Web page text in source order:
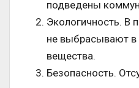
подведены
Экологичность. В
не выбрасывают
вещества.
Безопасность.